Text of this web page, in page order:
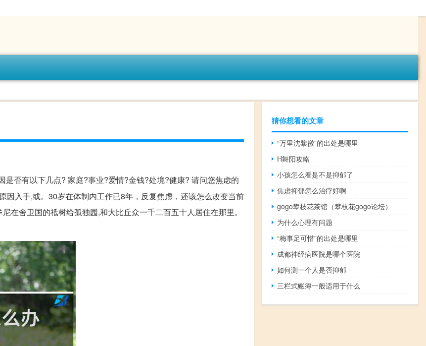
是否有以下几点? 家庭?事业?爱情?金钱?处境?健康? 请问您焦虑的
入手,或。30岁在体制内工作已8年，反复焦虑，还该怎么改变当前
在舍卫国的祗树给孤独园,和大比丘众一千二百五十人居住在那里。
猜你想看的文章
“万里沈黎徼”的出处是哪里
H舞阳攻略
小孩怎么看是不是抑郁了
焦虑抑郁怎么治疗好啊
gogo攀枝花茶馆（攀枝花gogo论坛）
为什么心理有问题
“梅事足可惜”的出处是哪里
成都神经病医院是哪个医院
如何测一个人是否抑郁
三栏式账簿一般适用于什么